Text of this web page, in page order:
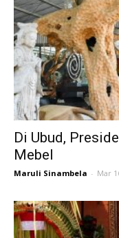
Di Ubud,
Mebel
Maruli Sinambela - Mar